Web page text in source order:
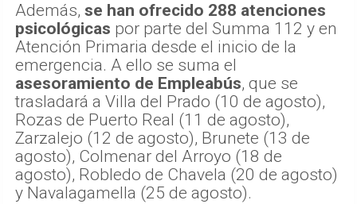
Además, se han ofrecido 288 atenciones
psicológicas por parte del Summa 112 y en
Atención Primaria desde el inicio de la
emergencia. A ello se suma el
asesoramiento de Empleabús, que se
trasladará a Villa del Prado (10 de agosto),
Rozas de Puerto Real (11 de agosto),
Zarzalejo (12 de agosto), Brunete (13 de
agosto), Colmenar del Arroyo (18 de
agosto), Robledo de Chavela (20 de agosto)
y Navalagamella (25 de agosto).